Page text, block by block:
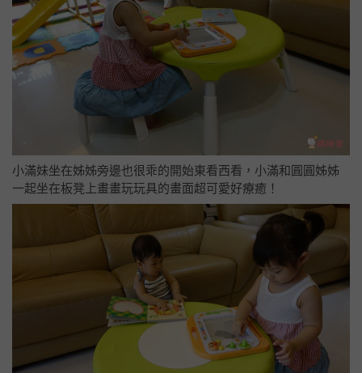
小滿妹坐在姊姊旁邊也很乖的開始東看西看，小滿和圓圓姊姊
一起坐在板凳上畫畫玩玩具的畫面超可愛好療癒！